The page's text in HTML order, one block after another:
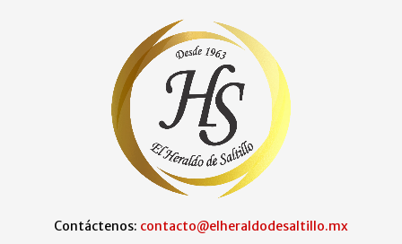
Contáctenos: contacto@elheraldodesaltillo.mx